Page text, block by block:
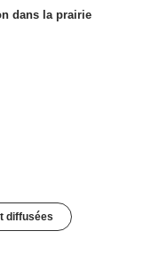
dans la prairie
diffusées